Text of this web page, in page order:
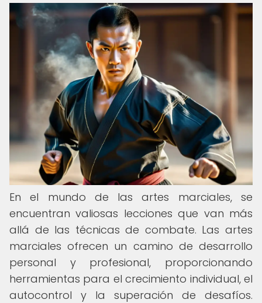
En el mundo de las artes marciales, se
encuentran valiosas lecciones que van más
allá de las técnicas de combate. Las artes
marciales ofrecen un camino de desarrollo
personal y profesional, proporcionando
herramientas para el crecimiento individual, el
autocontrol y la superación de desafíos.